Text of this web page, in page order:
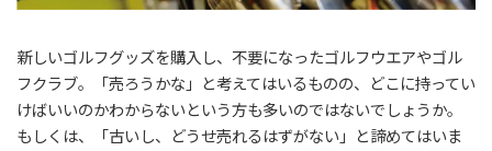
新しいゴルフグッズを購入し、不要になったゴルフウエアやゴル
フクラブ。「売ろうかな」と考えてはいるものの、どこに持ってい
けばいいのかわからないという方も多いのではないでしょうか。
もしくは、「古いし、どうせ売れるはずがない」と諦めてはいま